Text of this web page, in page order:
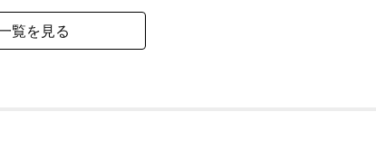
覧を見る